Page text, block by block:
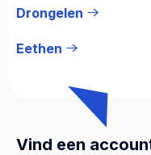
Drongelen
Eethen
Vind een